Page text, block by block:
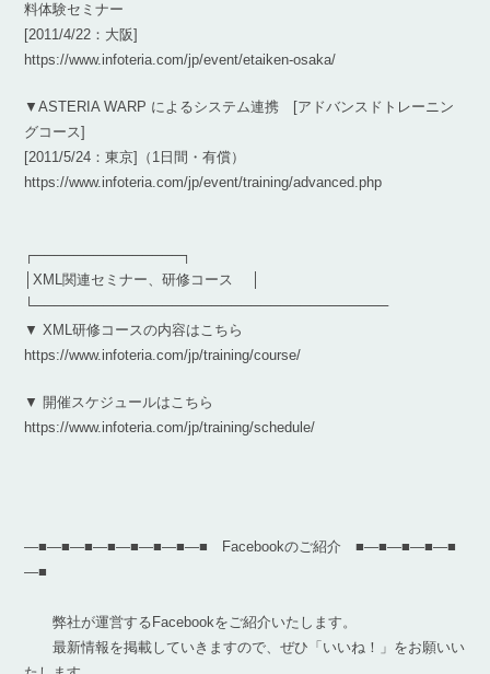
料体験セミナー
[2011/4/22：大阪]
https://www.infoteria.com/jp/event/etaiken-osaka/
▼ASTERIA WARP によるシステム連携 [アドバンスドトレーニン
グコース]
[2011/5/24：東京]（1日間・有償）
https://www.infoteria.com/jp/event/training/advanced.php
┌───────────────┐
│XML関連セミナー、研修コース │
└────────────────────────────────────
▼ XML研修コースの内容はこちら
https://www.infoteria.com/jp/training/course/
▼ 開催スケジュールはこちら
https://www.infoteria.com/jp/training/schedule/
―■―■―■―■―■―■―■―■ Facebookのご紹介 ■―■―■―■―■
―■
弊社が運営するFacebookをご紹介いたします。
最新情報を掲載していきますので、ぜひ「いいね！」をお願いい